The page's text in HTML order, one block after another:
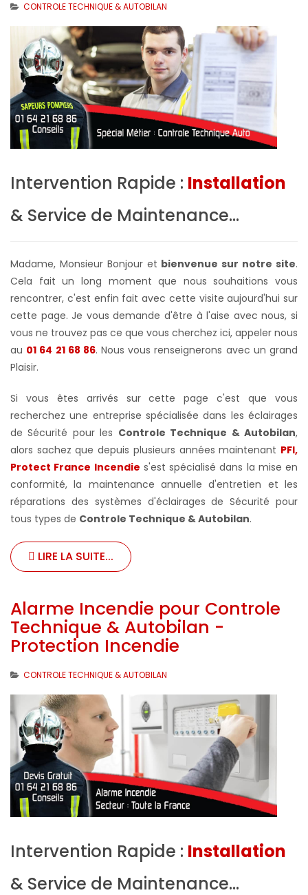
CONTROLE TECHNIQUE & AUTOBILAN
Intervention Rapide : Installation
& Service de Maintenance...
Madame, Monsieur Bonjour et bienvenue sur notre site.
Cela fait un long moment que nous souhaitions vous
rencontrer, c'est enfin fait avec cette visite aujourd'hui sur
cette page. Je vous demande d'être à l'aise avec nous, si
vous ne trouvez pas ce que vous cherchez ici, appeler nous
au 01 64 21 68 86. Nous vous renseignerons avec un grand
Plaisir.
Si vous êtes arrivés sur cette page c'est que vous
recherchez une entreprise spécialisée dans les éclairages
de Sécurité pour les Controle Technique & Autobilan,
alors sachez que depuis plusieurs années maintenant PFI,
Protect France Incendie s'est spécialisé dans la mise en
conformité, la maintenance annuelle d'entretien et les
réparations des systèmes d'éclairages de Sécurité pour
tous types de Controle Technique & Autobilan.
LIRE LA SUITE...
Alarme Incendie pour Controle
Technique & Autobilan -
Protection Incendie
CONTROLE TECHNIQUE & AUTOBILAN
Intervention Rapide : Installation
& Service de Maintenance...